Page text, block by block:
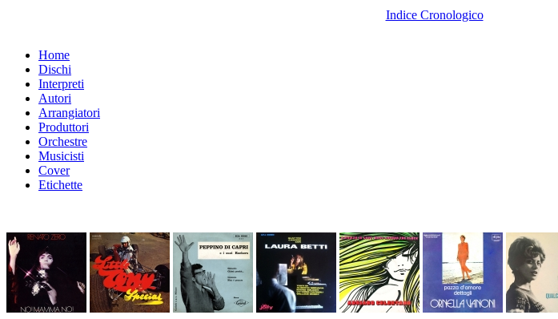
Indice Cronologico
Home
Dischi
Interpreti
Autori
Arrangiatori
Produttori
Orchestre
Musicisti
Cover
Etichette